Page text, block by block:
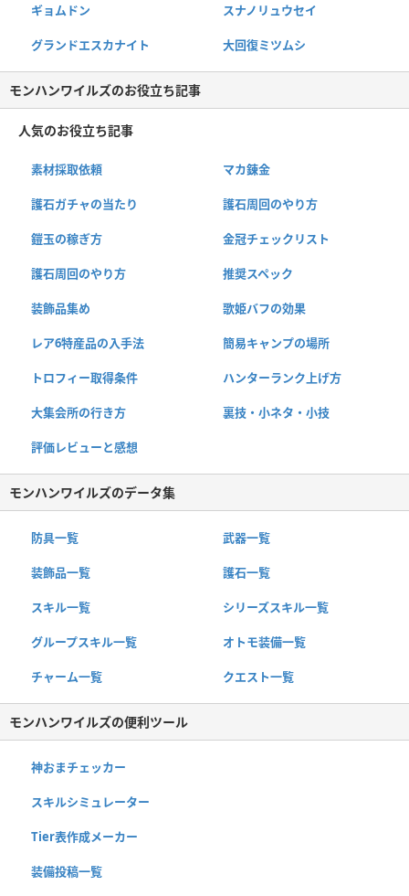
ギョムドン スナノリュウセイ
グランドエスカナイト 大回復ミツムシ
モンハンワイルズのお役立ち記事
人気のお役立ち記事
素材採取依頼 マカ錬金
護石ガチャの当たり 護石周回のやり方
鎧玉の稼ぎ方 金冠チェックリスト
護石周回のやり方 推奨スペック
装飾品集め 歌姫バフの効果
レア6特産品の入手法 簡易キャンプの場所
トロフィー取得条件 ハンターランク上げ方
大集会所の行き方 裏技・小ネタ・小技
評価レビューと感想
モンハンワイルズのデータ集
防具一覧 武器一覧
装飾品一覧 護石一覧
スキル一覧 シリーズスキル一覧
グループスキル一覧 オトモ装備一覧
チャーム一覧 クエスト一覧
モンハンワイルズの便利ツール
神おまチェッカー
スキルシミュレーター
Tier表作成メーカー
装備投稿一覧